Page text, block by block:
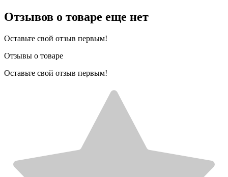
Отзывов о товаре еще нет
Оставьте свой отзыв первым!
Отзывы о товаре
Оставьте свой отзыв первым!